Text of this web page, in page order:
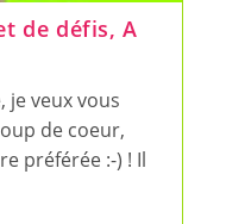
de défis, A
veux vous
de coeur,
préférée :-) ! Il